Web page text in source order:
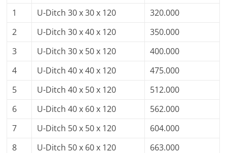
1
U-Ditch 30 x 30 x 120
320.000
2
U-Ditch 30 x 40 x 120
350.000
3
U-Ditch 30 x 50 x 120
400.000
4
U-Ditch 40 x 40 x 120
475.000
5
U-Ditch 40 x 50 x 120
512.000
6
U-Ditch 40 x 60 x 120
562.000
7
U-Ditch 50 x 50 x 120
604.000
8
U-Ditch 50 x 60 x 120 663.000